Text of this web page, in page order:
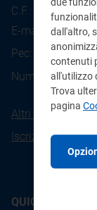
C.F.:
E-mail:
Pec:
Numero verde
Altri contatti
Iscrizione alla
QUICKLINKS
dall'altro,
contenuti
all'utilizzo
Trova
pagina